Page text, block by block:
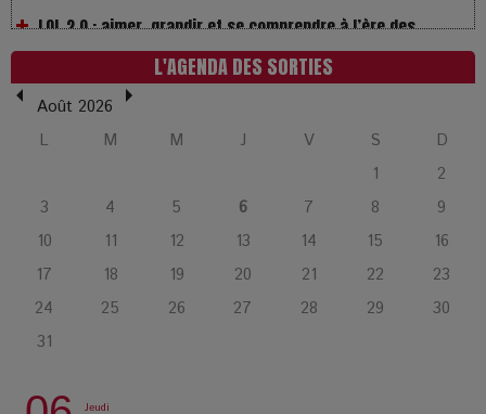
L’Affaire Bojarski : entre faux billets et vraie tragédie
humaine
L’or blanc à la croisée des chemins : Rumilly interroge
La Femme de Ménage : Plongez dans le thriller
psychologique qui a conquis le monde !
La Condition : Sous le vernis de la bourgeoisie, la violence
L'AGENDA DES SORTIES
Août 2026
L
M M J V S
D
1
2
3
4 5 6 7 8
9
10
11 12 13 14 15
16
17
18 19 20 21 22
23
24
25 26 27 28 29
30
31
Jeudi